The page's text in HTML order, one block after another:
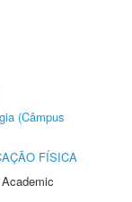
(Câmpus
FÍSICA